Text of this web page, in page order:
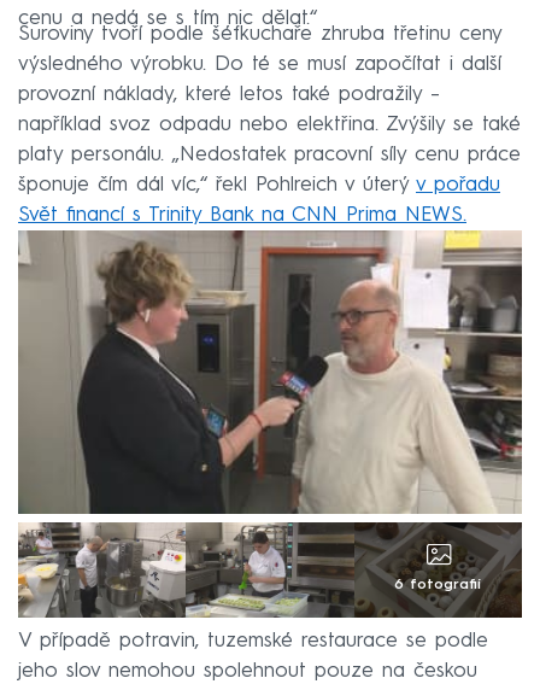
cenu a nedá se s tím nic dělat.“
Suroviny tvoří podle šéfkuchaře zhruba třetinu ceny
výsledného výrobku. Do té se musí započítat i další
provozní náklady, které letos také podražily –
například svoz odpadu nebo elektřina. Zvýšily se také
platy personálu. „Nedostatek pracovní síly cenu práce
šponuje čím dál víc,“ řekl Pohlreich v úterý v pořadu
Svět financí s Trinity Bank na CNN Prima NEWS.
6 fotografií
V případě potravin, tuzemské restaurace se podle
jeho slov nemohou spolehnout pouze na českou